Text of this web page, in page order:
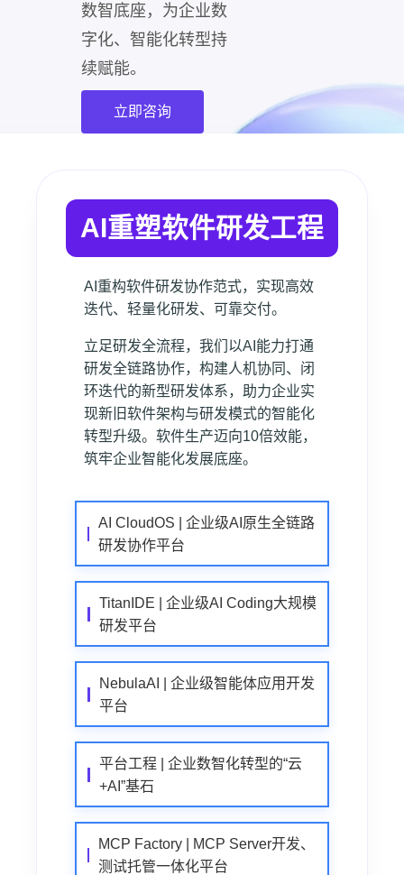
数智底座，为企业数
字化、智能化转型持
续赋能。
立即咨询
AI重塑软件研发工程
AI重构软件研发协作范式，实现高效
迭代、轻量化研发、可靠交付。
立足研发全流程，我们以AI能力打通
研发全链路协作，构建人机协同、闭
环迭代的新型研发体系，助力企业实
现新旧软件架构与研发模式的智能化
转型升级。软件生产迈向10倍效能，
筑牢企业智能化发展底座。
AI CloudOS | 企业级AI原生全链路
研发协作平台
TitanIDE | 企业级AI Coding大规模
研发平台
NebulaAI | 企业级智能体应用开发
平台
平台工程 | 企业数智化转型的“云
+AI”基石
MCP Factory | MCP Server开发、
测试托管一体化平台